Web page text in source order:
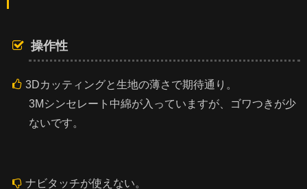
操作性
3Dカッティングと生地の薄さで期待通り。
3Mシンセレート中綿が入っていますが、ゴワつきが少
ないです。
ナビタッチが使えない。